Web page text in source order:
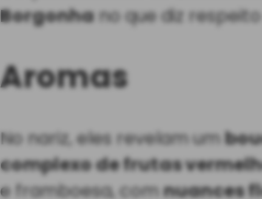
Borgonhano que diz
Aromas
No nariz, eles revelam um
complexo de frutas
e framboesa, comnuances